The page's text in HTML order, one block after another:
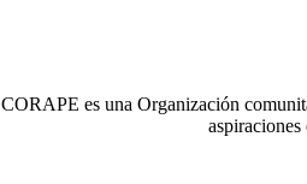
CORAPE es una Organización
aspiraciones